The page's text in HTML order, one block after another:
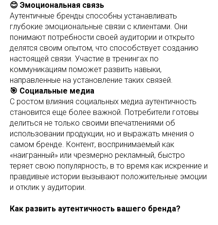
😊 Эмоциональная связь
Аутентичные бренды способны устанавливать
глубокие эмоциональные связи с клиентами. Они
понимают потребности своей аудитории и открыто
делятся своим опытом, что способствует созданию
настоящей связи. Участие в тренингах по
коммуникациям поможет развить навыки,
направленные на установление таких связей.
🎯 Социальные медиа
С ростом влияния социальных медиа аутентичность
становится еще более важной. Потребители готовы
делиться не только своими впечатлениями об
использовании продукции, но и выражать мнения о
самом бренде. Контент, воспринимаемый как
«наигранный» или чрезмерно рекламный, быстро
теряет свою популярность, в то время как искренние и
правдивые истории вызывают положительные эмоции
и отклик у аудитории.
Как развить аутентичность вашего бренда?